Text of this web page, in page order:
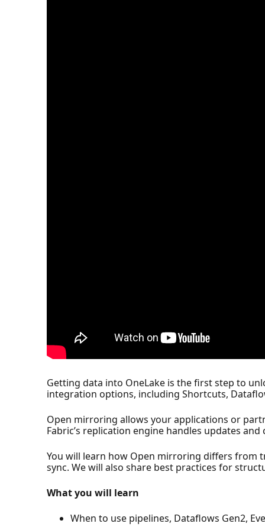
Getting data into OneLake is the first step to
integration options, including Shortcuts,
Open mirroring allows your applications or
Fabric’s replication engine handles updates
You will learn how Open mirroring differs from
sync. We will also share best practices for
What you will learn
When to use pipelines, Dataflows Gen2,